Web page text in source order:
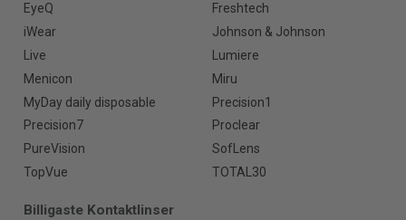
EyeQ
Freshtech
iWear
Johnson & Johnson
Live
Lumiere
Menicon
Miru
MyDay daily disposable
Precision1
Precision7
Proclear
PureVision
SofLens
TopVue
TOTAL30
Billigaste Kontaktlinser